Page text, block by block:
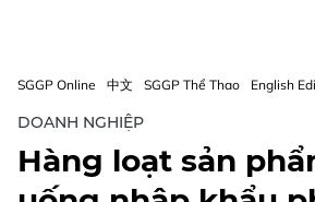
SGGP Online 中文 SGGP Thể Thao English
DOANH NGHIỆP
Hàng loạt sản